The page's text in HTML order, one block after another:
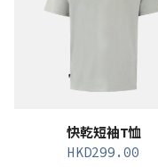
快乾短袖T恤
HKD299.00